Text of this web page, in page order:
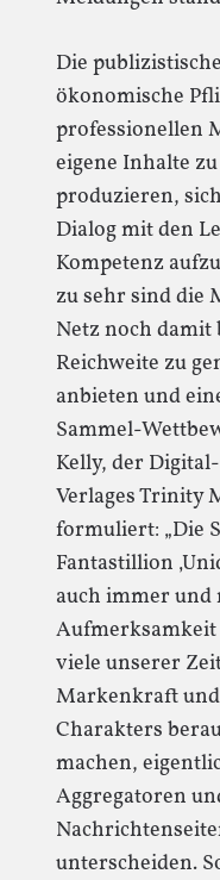
Die
ökonomische
professionellen
eigene Inhalte
produzieren,
Dialog mit den
Kompetenz
zu sehr sind die
Netz noch damit
Reichweite zu
anbieten und
Sammel-
Kelly, der
Verlages Trinity
formuliert: „Die
Fantastillion
auch immer und
Aufmerksamkeit
viele unserer
Markenkraft
Charakters
machen,
Aggregatoren
unterscheiden.